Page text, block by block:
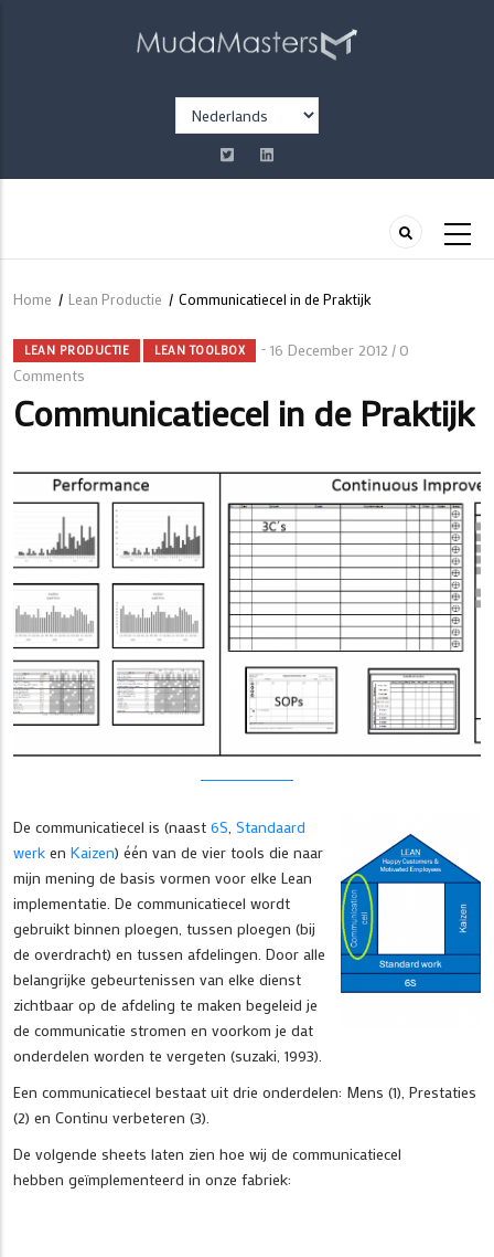
Select
your
language
Kruimelpad
Home / Lean Productie / Communicatiecel in de Praktijk
LEAN PRODUCTIE LEAN TOOLBOX 16 December 2012 / 0
Comments
Communicatiecel in de Praktijk
De communicatiecel is (naast 6S Standaard
werk en Kaizen) één van de vier tools die naar
mijn mening de basis vormen voor elke Lean
implementatie. De communicatiecel wordt
gebruikt binnen ploegen, tussen ploegen (bij
de overdracht) en tussen afdelingen. Door alle
belangrijke gebeurtenissen van elke dienst
zichtbaar op de afdeling te maken begeleid je
de communicatie stromen en voorkom je dat
onderdelen worden te vergeten (suzaki, 1993).
Een communicatiecel bestaat uit drie onderdelen: Mens (1), Prestaties
(2) en Continu verbeteren (3).
De volgende sheets laten zien hoe wij de communicatiecel
hebben geïmplementeerd in onze fabriek: